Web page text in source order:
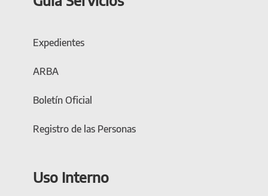
Expedientes
ARBA
Boletín Oficial
Registro de las Personas
Uso Interno